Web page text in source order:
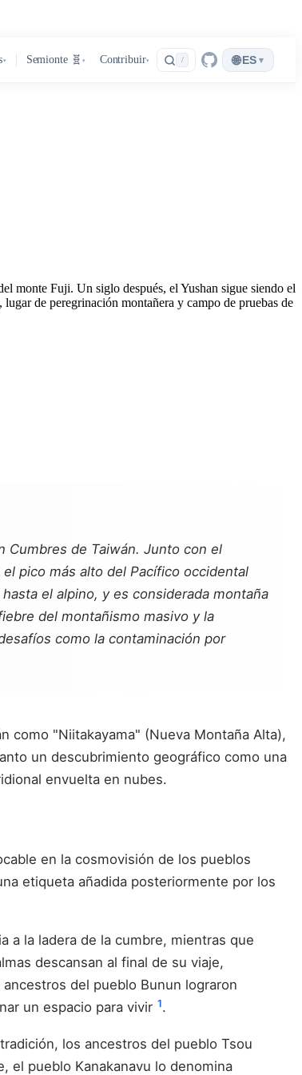
▾ Semionte 🧬 ▾ Contribuir▾ / 🌐 ES ▾
monte Fuji. Un siglo después, el Yushan sigue siendo el
de peregrinación montañera y campo de pruebas de
Cumbres de Taiwán. Junto con el
pico más alto del Pacífico occidental
el alpino, y es considerada montaña
del montañismo masivo y la
como la contaminación por
como "Niitakayama" (Nueva Montaña Alta),
un descubrimiento geográfico como una
envuelta en nubes.
en la cosmovisión de los pueblos
etiqueta añadida posteriormente por los
a la ladera de la cumbre, mientras que
descansan al final de su viaje,
del pueblo Bunun lograron
un espacio para vivir 1.
los ancestros del pueblo Tsou
el pueblo Kanakanavu lo denomina